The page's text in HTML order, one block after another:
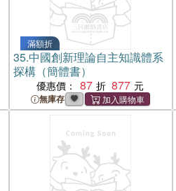
滿額折
35.中國創新理論自主知識體系
探構（簡體書）
優惠價： 87 877
無庫存